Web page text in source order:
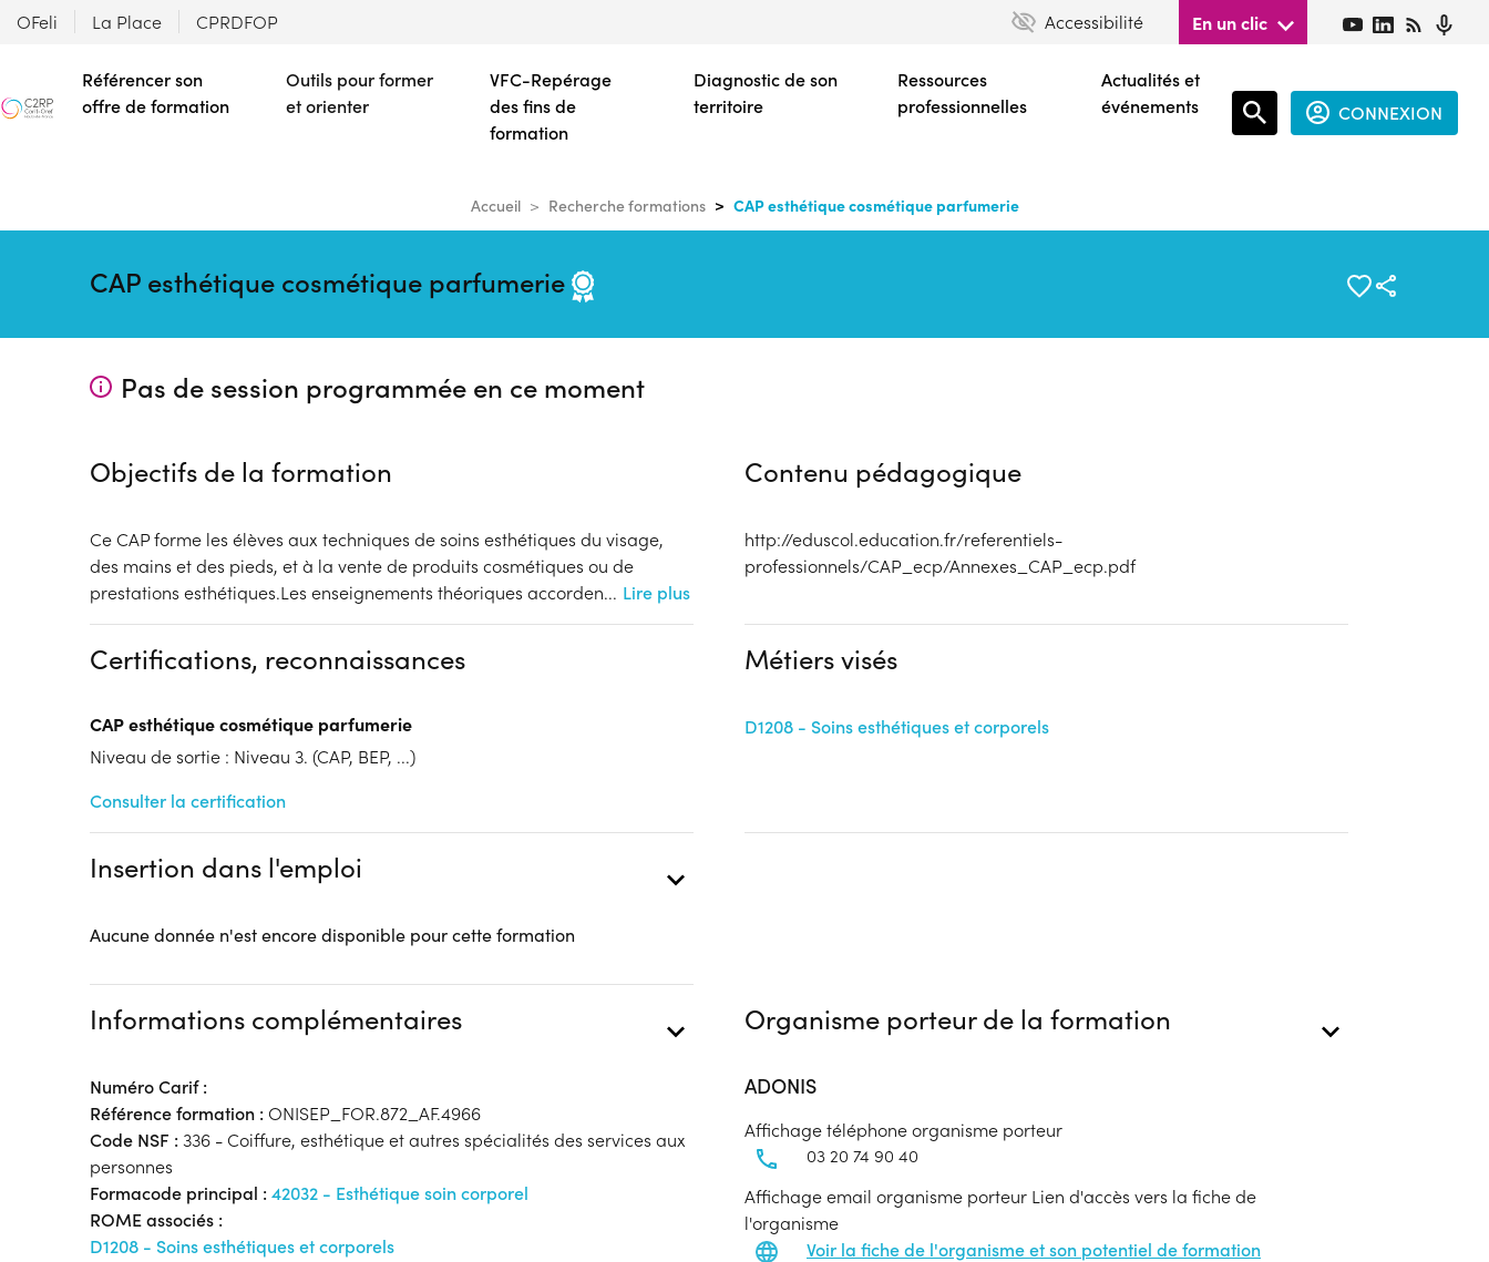
contenu
principal
OFeli La Place CPRDFOP Accessibilité En un clic
Référencer son
offre de formation
Outils pour former
et orienter
VFC-Repérage
des fins de
formation
Diagnostic de son
territoire
Ressources
professionnelles
Actualités et
événements
CONNEXION
Accueil Recherche formations CAP esthétique cosmétique parfumerie
CAP esthétique cosmétique parfumerie
Pas de session programmée en ce moment
Objectifs de la formation
Ce CAP forme les élèves aux techniques de soins esthétiques du visage,
des mains et des pieds, et à la vente de produits cosmétiques ou de
prestations esthétiques.Les enseignements théoriques accorden... Lire plus
Contenu pédagogique
http://eduscol.education.fr/referentiels-
professionnels/CAP_ecp/Annexes_CAP_ecp.pdf
Certifications, reconnaissances
CAP esthétique cosmétique parfumerie
Niveau de sortie : Niveau 3. (CAP, BEP, ...)
Consulter la certification
Métiers visés
D1208 - Soins esthétiques et corporels
Insertion dans l'emploi
Aucune donnée n'est encore disponible pour cette formation
Informations complémentaires
Numéro Carif :
Référence formation : ONISEP_FOR.872_AF.4966
Code NSF : 336 - Coiffure, esthétique et autres spécialités des services aux
personnes
Formacode principal : 42032 - Esthétique soin corporel
ROME associés :
D1208 - Soins esthétiques et corporels
Organisme porteur de la formation
ADONIS
Affichage téléphone organisme porteur
03 20 74 90 40
Affichage email organisme porteur Lien d'accès vers la fiche de
l'organisme
Voir la fiche de l'organisme et son potentiel de formation